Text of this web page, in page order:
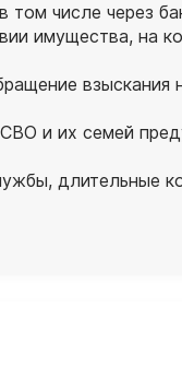
том числе через
имущества, на
и их семей
длительные